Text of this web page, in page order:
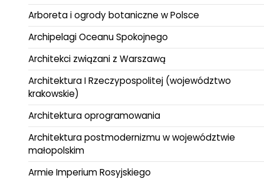
Arboreta i ogrody botaniczne w Polsce
Archipelagi Oceanu Spokojnego
Architekci związani z Warszawą
Architektura I Rzeczypospolitej (województwo
krakowskie)
Architektura oprogramowania
Architektura postmodernizmu w województwie
małopolskim
Armie Imperium Rosyjskiego